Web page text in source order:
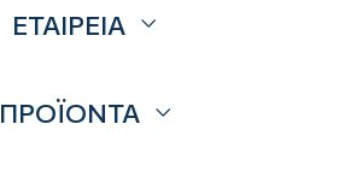
ΕΤΑΙΡΕΙΑ
Επικοινωνία
ΠΡΟΪΟΝΤΑ